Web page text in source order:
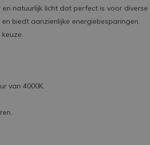
natuurlijk licht dat perfect is voor diverse
biedt aanzienlijke energiebesparingen.
van 4000K.